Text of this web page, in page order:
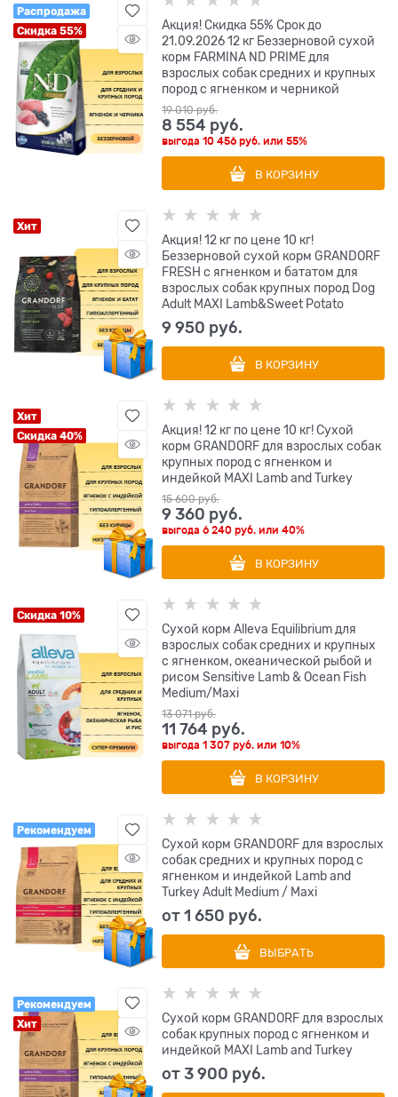
Распродажа
Скидка 55%
Акция! Скидка 55% Срок до
21.09.2026 12 кг Беззерновой cухой
корм FARMINA ND PRIME для
взрослых собак средних и крупных
пород с ягненком и черникой
19 010 руб.
8 554 руб.
выгода10 456 руб. или55%
В КОРЗИНУ
Хит
Акция! 12 кг по цене 10 кг!
Беззерновой сухой корм GRANDORF
FRESH с ягненком и бататом для
взрослых собак крупных пород Dog
Adult MAXI Lamb&Sweet Potato
9 950 руб.
В КОРЗИНУ
Хит
Скидка 40%
Акция! 12 кг по цене 10 кг! Сухой
корм GRANDORF для взрослых собак
крупных пород с ягненком и
индейкой MAXI Lamb and Turkey
15 600 руб.
9 360 руб.
выгода6 240 руб. или40%
В КОРЗИНУ
Скидка 10%
Сухой корм Alleva Equilibrium для
взрослых собак средних и крупных
с ягненком, океанической рыбой и
рисом Sensitive Lamb & Ocean Fish
Medium/Maxi
13 071 руб.
11 764 руб.
выгода1 307 руб. или10%
В КОРЗИНУ
Рекомендуем
Сухой корм GRANDORF для взрослых
собак средних и крупных пород с
ягненком и индейкой Lamb and
Turkey Adult Medium / Maxi
от1 650 руб.
ВЫБРАТЬ
Рекомендуем
Хит
Сухой корм GRANDORF для взрослых
собак крупных пород с ягненком и
индейкой MAXI Lamb and Turkey
от3 900 руб.